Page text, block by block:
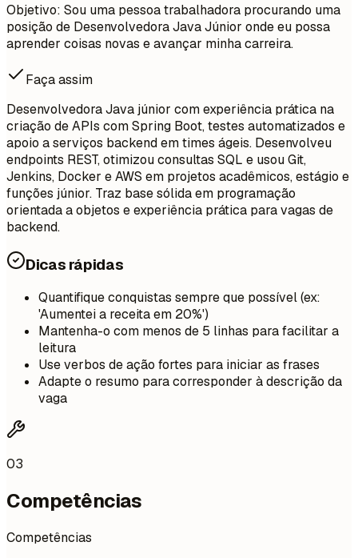
Objetivo: Sou uma pessoa trabalhadora procurando uma
posição de Desenvolvedora Java Júnior onde eu possa
aprender coisas novas e avançar minha carreira.
Faça assim
Desenvolvedora Java júnior com experiência prática na
criação de APIs com Spring Boot, testes automatizados e
apoio a serviços backend em times ágeis. Desenvolveu
endpoints REST, otimizou consultas SQL e usou Git,
Jenkins, Docker e AWS em projetos acadêmicos, estágio e
funções júnior. Traz base sólida em programação
orientada a objetos e experiência prática para vagas de
backend.
Dicas rápidas
Quantifique conquistas sempre que possível (ex:
'Aumentei a receita em 20%')
Mantenha-o com menos de 5 linhas para facilitar a
leitura
Use verbos de ação fortes para iniciar as frases
Adapte o resumo para corresponder à descrição da
vaga
03
Competências
Competências